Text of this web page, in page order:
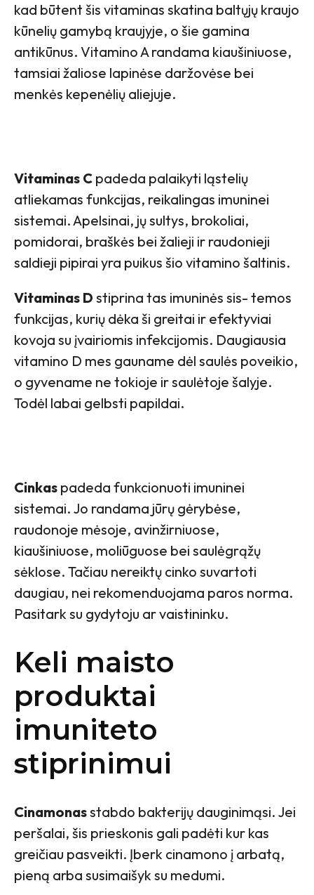
kad būtent šis vitaminas skatina baltųjų kraujo
kūnelių gamybą kraujyje, o šie gamina
antikūnus. Vitamino A randama kiaušiniuose,
tamsiai žaliose lapinėse daržovėse bei
menkės kepenėlių aliejuje.
Vitaminas C padeda palaikyti ląstelių
atliekamas funkcijas, reikalingas imuninei
sistemai. Apelsinai, jų sultys, brokoliai,
pomidorai, braškės bei žalieji ir raudonieji
saldieji pipirai yra puikus šio vitamino šaltinis.
Vitaminas D stiprina tas imuninės sis- temos
funkcijas, kurių dėka ši greitai ir efektyviai
kovoja su įvairiomis infekcijomis. Daugiausia
vitamino D mes gauname dėl saulės poveikio,
o gyvename ne tokioje ir saulėtoje šalyje.
Todėl labai gelbsti papildai.
Cinkas padeda funkcionuoti imuninei
sistemai. Jo randama jūrų gėrybėse,
raudonoje mėsoje, avinžirniuose,
kiaušiniuose, moliūguose bei saulėgrąžų
sėklose. Tačiau nereiktų cinko suvartoti
daugiau, nei rekomenduojama paros norma.
Pasitark su gydytoju ar vaistininku.
Keli maisto
produktai
imuniteto
stiprinimui
Cinamonasstabdo bakterijų dauginimąsi. Jei
peršalai, šis prieskonis gali padėti kur kas
greičiau pasveikti. Įberk cinamono į arbatą,
pieną arba susimaišyk su medumi.